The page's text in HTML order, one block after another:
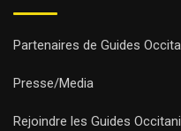
Partenaires de Guides
Presse/Media
Rejoindre les Guides